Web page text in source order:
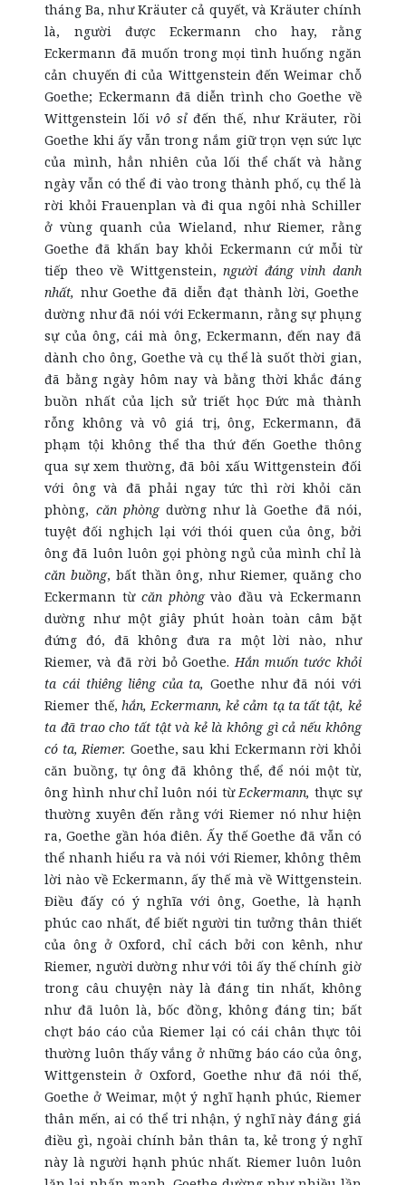
tháng Ba, như Kräuter cả quyết, và Kräuter chính
là, người được Eckermann cho hay, rằng
Eckermann đã muốn trong mọi tình huống ngăn
cản chuyến đi của Wittgenstein đến Weimar chỗ
Goethe; Eckermann đã diễn trình cho Goethe về
Wittgenstein lốivô sỉđến thế, như Kräuter, rồi
Goethe khi ấy vẫn trong nắm giữ trọn vẹn sức lực
của mình, hẳn nhiên của lối thể chất và hằng
ngày vẫn có thể đi vào trong thành phố, cụ thể là
rời khỏi Frauenplan và đi qua ngôi nhà Schiller
ở vùng quanh của Wieland, như Riemer, rằng
Goethe đã khấn bay khỏi Eckermann cứ mỗi từ
tiếp theo về Wittgenstein,người đáng vinh danh
nhất, như Goethe đã diễn đạt thành lời, Goethe
dường như đã nói với Eckermann, rằng sự phụng
sự của ông, cái mà ông, Eckermann, đến nay đã
dành cho ông, Goethe và cụ thể là suốt thời gian,
đã bằng ngày hôm nay và bằng thời khắc đáng
buồn nhất của lịch sử triết học Đức mà thành
rỗng không và vô giá trị, ông, Eckermann, đã
phạm tội không thể tha thứ đến Goethe thông
qua sự xem thường, đã bôi xấu Wittgenstein đối
với ông và đã phải ngay tức thì rời khỏi căn
phòng, căn phòng dường như là Goethe đã nói,
tuyệt đối nghịch lại với thói quen của ông, bởi
ông đã luôn luôn gọi phòng ngủ của mình chỉ là
căn buồng, bất thần ông, như Riemer, quăng cho
Eckermann từ căn phòngvào đầu và Eckermann
dường như một giây phút hoàn toàn câm bặt
đứng đó, đã không đưa ra một lời nào, như
Riemer, và đã rời bỏ Goethe.Hắn muốn tước khỏi
ta cái thiêng liêng của ta,Goethe như đã nói với
Riemer thế, hắn, Eckermann, kẻ cảm tạ ta tất tật, kẻ
ta đã trao cho tất tật và kẻ là không gì cả nếu không
có ta, Riemer. Goethe, sau khi Eckermann rời khỏi
căn buồng, tự ông đã không thể, để nói một từ,
ông hình như chỉ luôn nói từEckermann, thực sự
thường xuyên đến rằng với Riemer nó như hiện
ra, Goethe gần hóa điên. Ấy thế Goethe đã vẫn có
thể nhanh hiểu ra và nói với Riemer, không thêm
lời nào về Eckermann, ấy thế mà về Wittgenstein.
Điều đấy có ý nghĩa với ông, Goethe, là hạnh
phúc cao nhất, để biết người tin tưởng thân thiết
của ông ở Oxford, chỉ cách bởi con kênh, như
Riemer, người dường như với tôi ấy thế chính giờ
trong câu chuyện này là đáng tin nhất, không
như đã luôn là, bốc đồng, không đáng tin; bất
chợt báo cáo của Riemer lại có cái chân thực tôi
thường luôn thấy vắng ở những báo cáo của ông,
Wittgenstein ở Oxford, Goethe như đã nói thế,
Goethe ở Weimar, một ý nghĩ hạnh phúc, Riemer
thân mến, ai có thể tri nhận, ý nghĩ này đáng giá
điều gì, ngoài chính bản thân ta, kẻ trong ý nghĩ
này là người hạnh phúc nhất. Riemer luôn luôn